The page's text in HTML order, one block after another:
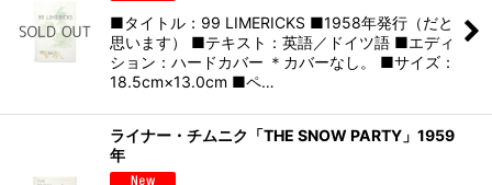
■タイトル：99 LIMERICKS ■1958年発行（だと
思います） ■テキスト：英語／ドイツ語 ■エディ
ション：ハードカバー ＊カバーなし。 ■サイズ：
18.5cm×13.0cm ■ペ…
ライナー・チムニク「THE SNOW PARTY」1959
年